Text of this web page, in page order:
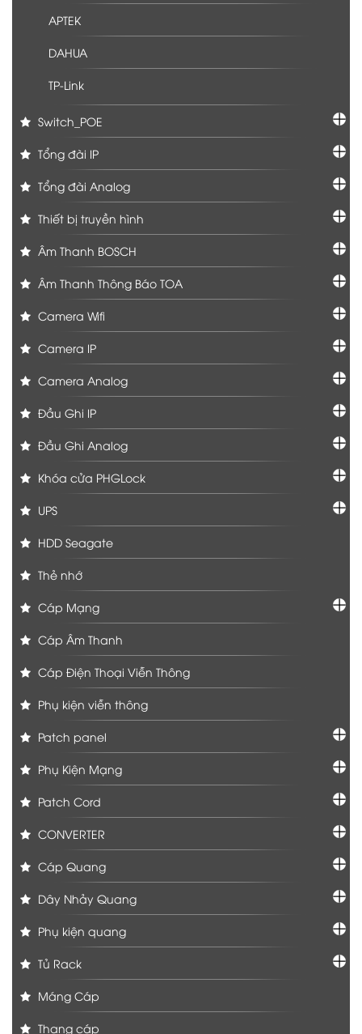
APTEK
DAHUA
TP-Link
Switch_POE
Tổng đài IP
Tổng đài Analog
Thiết bị truyền hình
Âm Thanh BOSCH
Âm Thanh Thông Báo TOA
Camera Wifi
Camera IP
Camera Analog
Đầu Ghi IP
Đầu Ghi Analog
Khóa cửa PHGLock
UPS
HDD Seagate
Thẻ nhớ
Cáp Mạng
Cáp Âm Thanh
Cáp Điện Thoại Viễn Thông
Phụ kiện viễn thông
Patch panel
Phụ Kiện Mạng
Patch Cord
CONVERTER
Cáp Quang
Dây Nhảy Quang
Phụ kiện quang
Tủ Rack
Máng Cáp
Thang cáp